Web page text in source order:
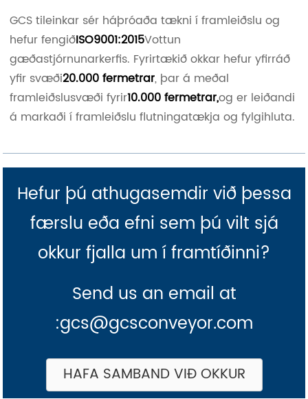
GCS tileinkar sér háþróaða tækni í framleiðslu og
hefur fengiðISO9001:2015Vottun
gæðastjórnunarkerfis. Fyrirtækið okkar hefur yfirráð
yfir svæði20.000 fermetrar, þar á meðal
framleiðslusvæði fyrir10.000 fermetrar,og er leiðandi
á markaði í framleiðslu flutningatækja og fylgihluta.
Hefur þú athugasemdir við þessa
færslu eða efni sem þú vilt sjá
okkur fjalla um í framtíðinni?
Send us an email at
:gcs@gcsconveyor.com
HAFA SAMBAND VIÐ OKKUR